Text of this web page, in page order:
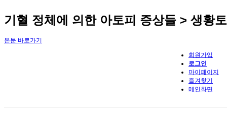
기혈 정체에 의한 아토피 증상들 > 생황
본문 바로가기
회원가입
로그인
마이페이지
즐겨찾기
메인화면